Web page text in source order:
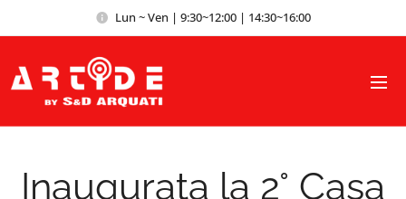
Lun ~ Ven | 9:30~12:00 | 14:30~16:00
Inaugurata la 2° Casa